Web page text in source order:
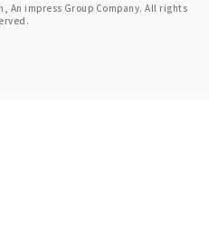
An impress Group Company. All rights